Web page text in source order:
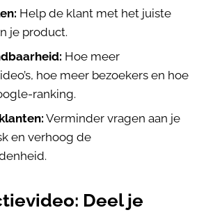
Help de klant met het juiste
je product.
Hoe meer
hoe meer bezoekers en hoe
ranking.
Verminder vragen aan je
en verhoog de
Deel je